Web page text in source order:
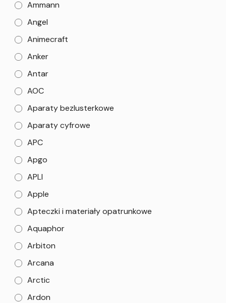
Ammann
Angel
Animecraft
Anker
Antar
AOC
Aparaty bezlusterkowe
Aparaty cyfrowe
APC
Apgo
APLI
Apple
Apteczki i materiały opatrunkowe
Aquaphor
Arbiton
Arcana
Arctic
Ardon